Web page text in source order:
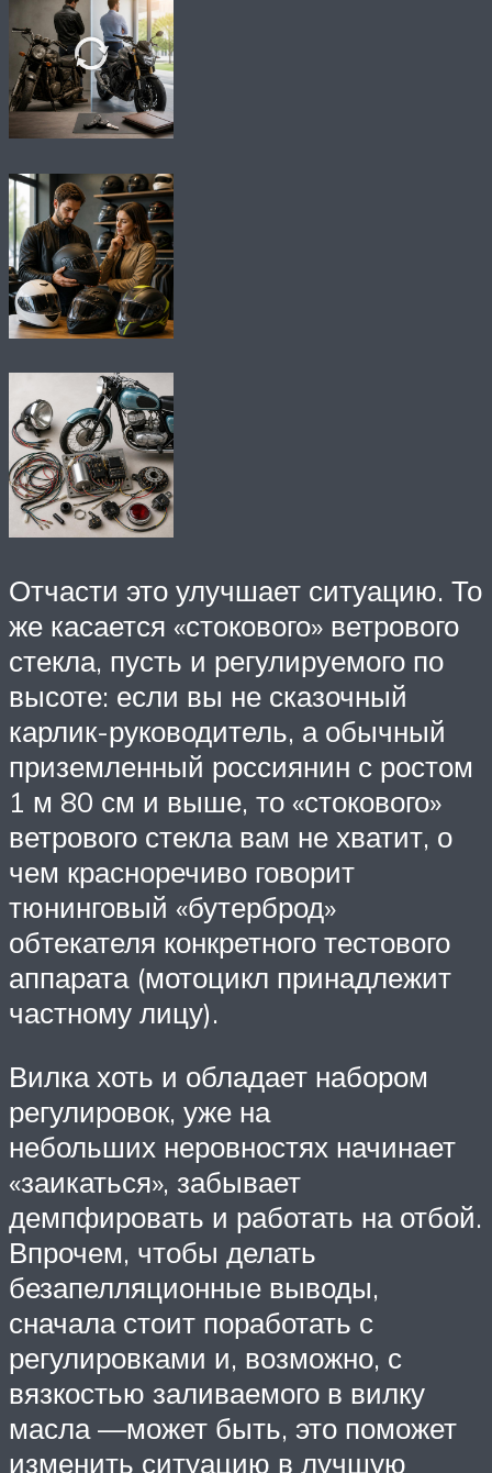
Отчасти это улучшает ситуацию. То
же касается «стокового» ветрового
стекла, пусть и регулируемого по
высоте: если вы не сказочный
карлик-руководитель, а обычный
приземленный россиянин с ростом
1 м 80 см и выше, то «стокового»
ветрового стекла вам не хватит, о
чем красноречиво говорит
тюнинговый «бутерброд»
обтекателя конкретного тестового
аппарата (мотоцикл принадлежит
частному лицу).
Вилка хоть и обладает набором
регулировок, уже на
небольших неровностях начинает
«заикаться», забывает
демпфировать и работать на отбой.
Впрочем, чтобы делать
безапелляционные выводы,
сначала стоит поработать с
регулировками и, возможно, с
вязкостью заливаемого в вилку
масла —может быть, это поможет
изменить ситуацию в лучшую